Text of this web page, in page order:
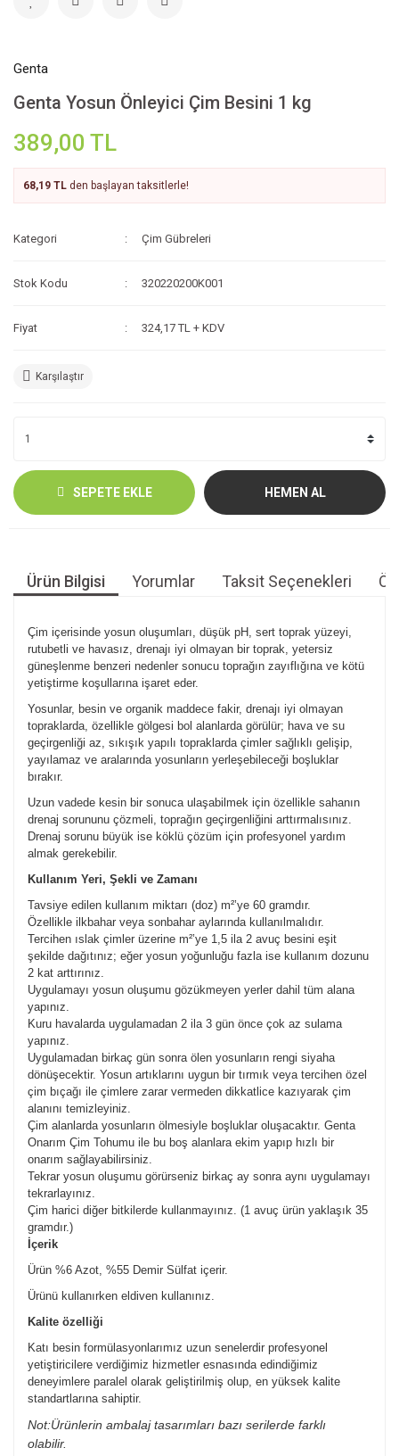
Genta
Genta Yosun Önleyici Çim Besini 1 kg
389,00 TL
68,19 TL den başlayan taksitlerle!
Kategori Çim Gübreleri
Stok Kodu 320220200K001
Fiyat 324,17 TL + KDV
Karşılaştır
SEPETE EKLE HEMEN AL
Ürün Bilgisi Yorumlar Taksit Seçenekleri
Çim içerisinde yosun oluşumları, düşük pH, sert toprak yüzeyi,
rutubetli ve havasız, drenajı iyi olmayan bir toprak, yetersiz
güneşlenme benzeri nedenler sonucu toprağın zayıflığına ve kötü
yetiştirme koşullarına işaret eder.
Yosunlar, besin ve organik maddece fakir, drenajı iyi olmayan
topraklarda, özellikle gölgesi bol alanlarda görülür; hava ve su
geçirgenliği az, sıkışık yapılı topraklarda çimler sağlıklı gelişip,
yayılamaz ve aralarında yosunların yerleşebileceği boşluklar
bırakır.
Uzun vadede kesin bir sonuca ulaşabilmek için özellikle sahanın
drenaj sorununu çözmeli, toprağın geçirgenliğini arttırmalısınız.
Drenaj sorunu büyük ise köklü çözüm için profesyonel yardım
almak gerekebilir.
Kullanım Yeri, Şekli ve Zamanı
Tavsiye edilen kullanım miktarı (doz) m²’ye 60 gramdır.
Özellikle ilkbahar veya sonbahar aylarında kullanılmalıdır.
Tercihen ıslak çimler üzerine m²’ye 1,5 ila 2 avuç besini eşit
şekilde dağıtınız; eğer yosun yoğunluğu fazla ise kullanım dozunu
2 kat arttırınız.
Uygulamayı yosun oluşumu gözükmeyen yerler dahil tüm alana
yapınız.
Kuru havalarda uygulamadan 2 ila 3 gün önce çok az sulama
yapınız.
Uygulamadan birkaç gün sonra ölen yosunların rengi siyaha
dönüşecektir. Yosun artıklarını uygun bir tırmık veya tercihen özel
çim bıçağı ile çimlere zarar vermeden dikkatlice kazıyarak çim
alanını temizleyiniz.
Çim alanlarda yosunların ölmesiyle boşluklar oluşacaktır. Genta
Onarım Çim Tohumu ile bu boş alanlara ekim yapıp hızlı bir
onarım sağlayabilirsiniz.
Tekrar yosun oluşumu görürseniz birkaç ay sonra aynı uygulamayı
tekrarlayınız.
Çim harici diğer bitkilerde kullanmayınız. (1 avuç ürün yaklaşık 35
gramdır.)
İçerik
Ürün %6 Azot, %55 Demir Sülfat içerir.
Ürünü kullanırken eldiven kullanınız.
Kalite özelliği
Katı besin formülasyonlarımız uzun senelerdir profesyonel
yetiştiricilere verdiğimiz hizmetler esnasında edindiğimiz
deneyimlere paralel olarak geliştirilmiş olup, en yüksek kalite
standartlarına sahiptir.
Not:Ürünlerin ambalaj tasarımları bazı serilerde farklı
olabilir.